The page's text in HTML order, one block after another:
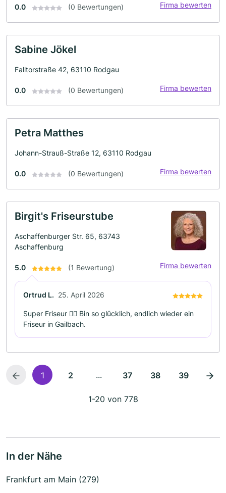
0.0 (0 Bewertungen) Firma bewerten
Sabine Jökel
Falltorstraße 42, 63110 Rodgau
0.0 (0 Bewertungen) Firma bewerten
Petra Matthes
Johann-Strauß-Straße 12, 63110 Rodgau
0.0 (0 Bewertungen) Firma bewerten
Birgit's Friseurstube
Aschaffenburger Str. 65, 63743
Aschaffenburg
5.0 (1 Bewertung) Firma bewerten
Ortrud L. 25. April 2026
Super Friseur 💇‍♂️ Bin so glücklich, endlich wieder ein
Friseur in Gailbach.
1 2 ... 37 38 39
1-20 von 778
In der Nähe
Frankfurt am Main (279)